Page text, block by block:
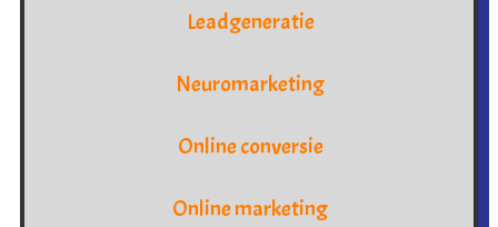
Leadgeneratie
Neuromarketing
Online conversie
Online marketing